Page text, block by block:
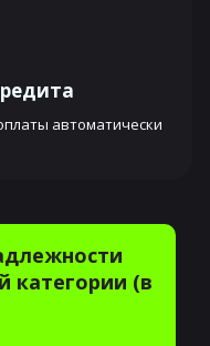
автоматически
категории (в